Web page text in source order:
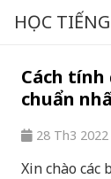
HỌC
Cách tính
chuẩn
28 Th3 2022
Xin chào các